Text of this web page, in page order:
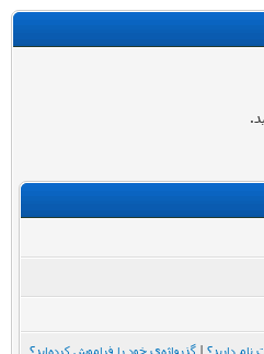
نام دارید؟ | گذرواژه‌ی خود را فراموش کرده‌اید؟